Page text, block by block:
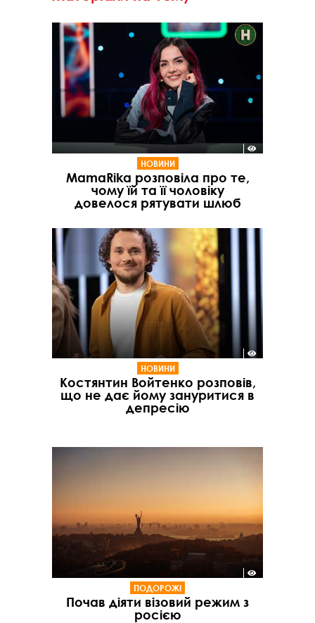
НОВИНИ
MamaRika розповіла про те,
чому їй та її чоловіку
довелося рятувати шлюб
НОВИНИ
Костянтин Войтенко розповів,
що не дає йому зануритися в
депресію
ПОДОРОЖІ
Почав діяти візовий режим з
росією